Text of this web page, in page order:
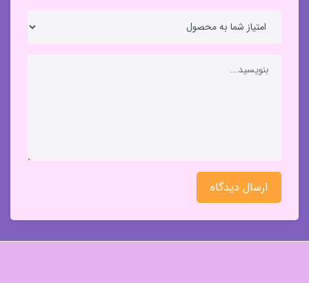
ارسال دیدگاه